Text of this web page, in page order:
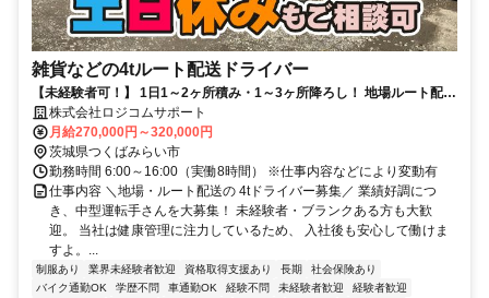
雑貨などの4tルート配送ドライバー
【未経験者可！】 1日1～2ヶ所積み・1～3ヶ所降ろし！ 地場ルート配
送！16時定時！賞与年2回！
株式会社ロジコムサポート
月給270,000円～320,000円
茨城県つくばみらい市
勤務時間 6:00～16:00（実働8時間） ※仕事内容などにより変動有
仕事内容 ＼地場・ルート配送の 4tドライバー募集／ 業績好調につ
き、中型運転手さんを大募集！ 未経験者・ブランクある方も大歓
迎。 当社は健康管理に注力しているため、 入社後も安心して働けま
すよ。...
制服あり 業界未経験者歓迎 資格取得支援あり 長期
社会保険あり
バイク通勤OK
学歴不問 車通勤OK 経験不問 未経験者歓迎
経験者歓迎